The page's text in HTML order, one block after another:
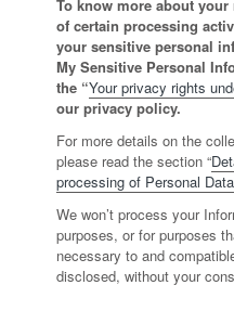
To know more about
of certain processing
your sensitive personal
My Sensitive Personal
the “Your privacy rights
our privacy policy.
For more details on the
please read the section “
processing of Personal Data
We won’t process your
purposes, or for purposes
necessary to and
disclosed, without your